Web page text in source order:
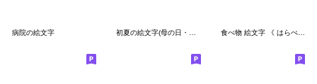
病院の絵文字 初夏の絵文字(母の日・かしわ餅・鯉のぼり) 食べ物 絵文字 《 はらぺこフルーツ 》